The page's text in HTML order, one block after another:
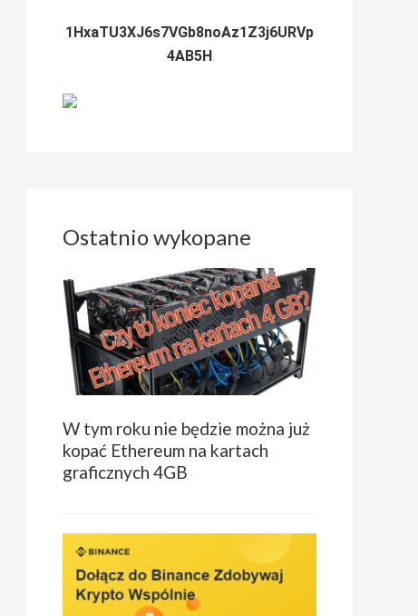
1HxaTU3XJ6s7VGb8noAz1Z3j6URVp
4AB5H
Ostatnio wykopane
W tym roku nie będzie można już
kopać Ethereum na kartach
graficznych 4GB